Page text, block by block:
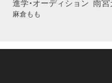
進学・オーディション 雨宮
麻倉もも